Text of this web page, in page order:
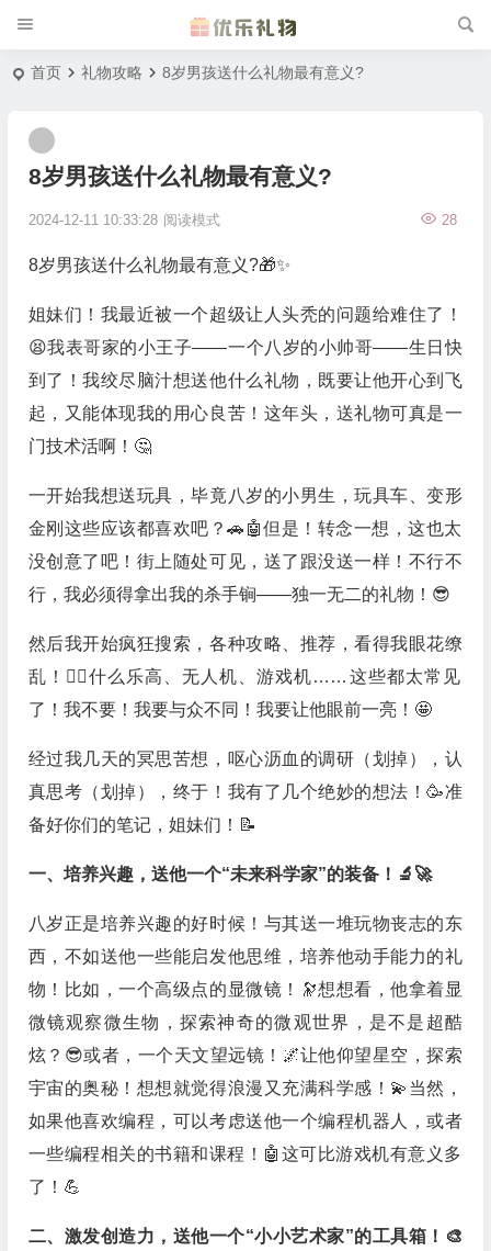
首页 礼物攻略 8岁男孩送什么礼物最有意义?
8岁男孩送什么礼物最有意义?
2024-12-11 10:33:28 28
阅读模式
8岁男孩送什么礼物最有意义?🎁✨
姐妹们！我最近被一个超级让人头秃的问题给难住了！
😫我表哥家的小王子——一个八岁的小帅哥——生日快
到了！我绞尽脑汁想送他什么礼物，既要让他开心到飞
起，又能体现我的用心良苦！这年头，送礼物可真是一
门技术活啊！🤔
一开始我想送玩具，毕竟八岁的小男生，玩具车、变形
金刚这些应该都喜欢吧？🚗🤖️但是！转念一想，这也太
没创意了吧！街上随处可见，送了跟没送一样！不行不
行，我必须得拿出我的杀手锏——独一无二的礼物！😎
然后我开始疯狂搜索，各种攻略、推荐，看得我眼花缭
乱！😵‍💫什么乐高、无人机、游戏机……这些都太常见
了！我不要！我要与众不同！我要让他眼前一亮！🤩
经过我几天的冥思苦想，呕心沥血的调研（划掉），认
真思考（划掉），终于！我有了几个绝妙的想法！🥳准
备好你们的笔记，姐妹们！📝
一、培养兴趣，送他一个“未来科学家”的装备！🔬🚀
八岁正是培养兴趣的好时候！与其送一堆玩物丧志的东
西，不如送他一些能启发他思维，培养他动手能力的礼
物！比如，一个高级点的显微镜！🔭想想看，他拿着显
微镜观察微生物，探索神奇的微观世界，是不是超酷
炫？😎或者，一个天文望远镜！🌌让他仰望星空，探索
宇宙的奥秘！想想就觉得浪漫又充满科学感！💫当然，
如果他喜欢编程，可以考虑送他一个编程机器人，或者
一些编程相关的书籍和课程！🤖️这可比游戏机有意义多
了！💪
二、激发创造力，送他一个“小小艺术家”的工具箱！🎨